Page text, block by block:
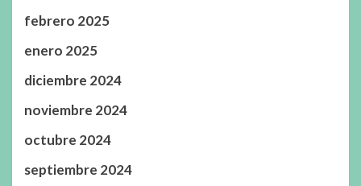
febrero 2025
enero 2025
diciembre 2024
noviembre 2024
octubre 2024
septiembre 2024